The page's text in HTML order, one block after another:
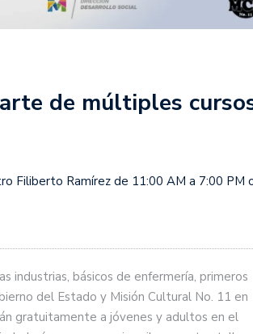
de múltiples
Filiberto Ramírez de 11:00 AM a 7:00 PM
industrias, básicos de enfermería, primeros
del Estado y Misión Cultural No. 11 en
gratuitamente a jóvenes y adultos en el